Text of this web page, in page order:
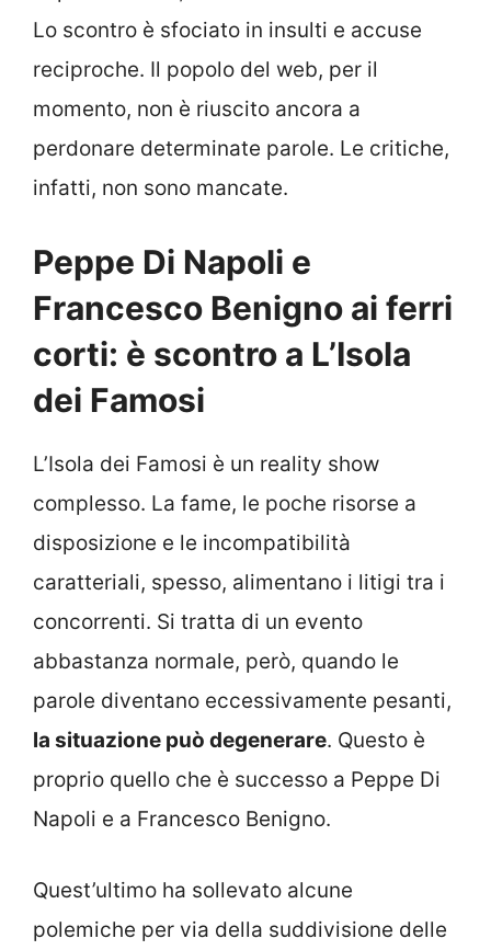
Lo scontro è sfociato in insulti e accuse
reciproche. Il popolo del web, per il
momento, non è riuscito ancora a
perdonare determinate parole. Le critiche,
infatti, non sono mancate.
Peppe Di Napoli e
Francesco Benigno ai ferri
corti: è scontro a L’Isola
dei Famosi
L’Isola dei Famosi è un reality show
complesso. La fame, le poche risorse a
disposizione e le incompatibilità
caratteriali, spesso, alimentano i litigi tra i
concorrenti. Si tratta di un evento
abbastanza normale, però, quando le
parole diventano eccessivamente pesanti,
la situazione può degenerare. Questo è
proprio quello che è successo a Peppe Di
Napoli e a Francesco Benigno.
Quest’ultimo ha sollevato alcune
polemiche per via della suddivisione delle